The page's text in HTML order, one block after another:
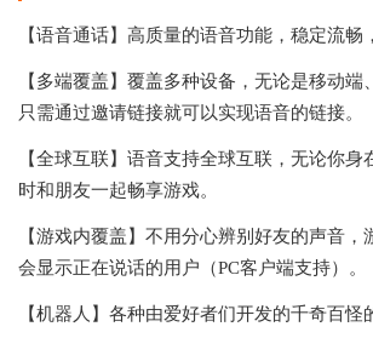
【语音通话】高质量的语音功能，稳定流畅
【多端覆盖】覆盖多种设备，无论是移动端
只需通过邀请链接就可以实现语音的链接。
【全球互联】语音支持全球互联，无论你身
时和朋友一起畅享游戏。
【游戏内覆盖】不用分心辨别好友的声音，
会显示正在说话的用户（PC客户端支持）。
【机器人】各种由爱好者们开发的千奇百怪